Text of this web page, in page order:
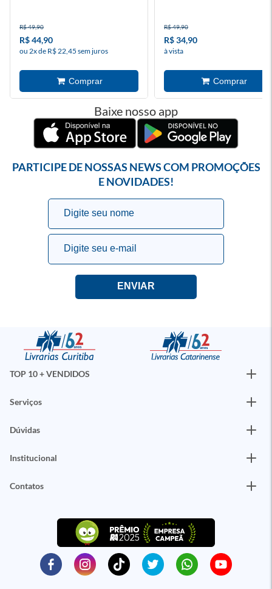
R$ 49,90
R$ 44,90
ou 2x de R$ 22,45 sem juros
R$ 49,90
R$ 34,90
à vista
Baixe nosso app
PARTICIPE DE NOSSAS NEWS COM PROMOÇÕES
E NOVIDADES!
TOP 10 + VENDIDOS
Serviços
Dúvidas
Institucional
Contatos